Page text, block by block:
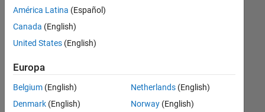
Software Process Engineering
Technical Writing
User Experience
es
keine
offenen
Stellen,
Ihren
Suchkriterien
entsprechen.
América Latina (Español)
Canada (English)
United States (English)
Europa
Belgium (English)
Denmark (English)
Netherlands(English)
Norway(English)